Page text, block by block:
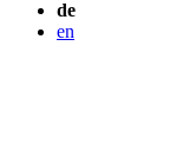
de
en